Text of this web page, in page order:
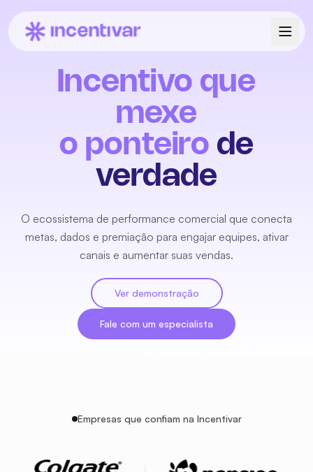
Incentivo que
mexe
o ponteiro
verdade
O ecossistema de performance comercial que conecta
metas, dados e premiação para engajar equipes, ativar
canais e aumentar suas vendas.
Ver demonstração
Fale com um especialista
Empresas que confiam na Incentivar